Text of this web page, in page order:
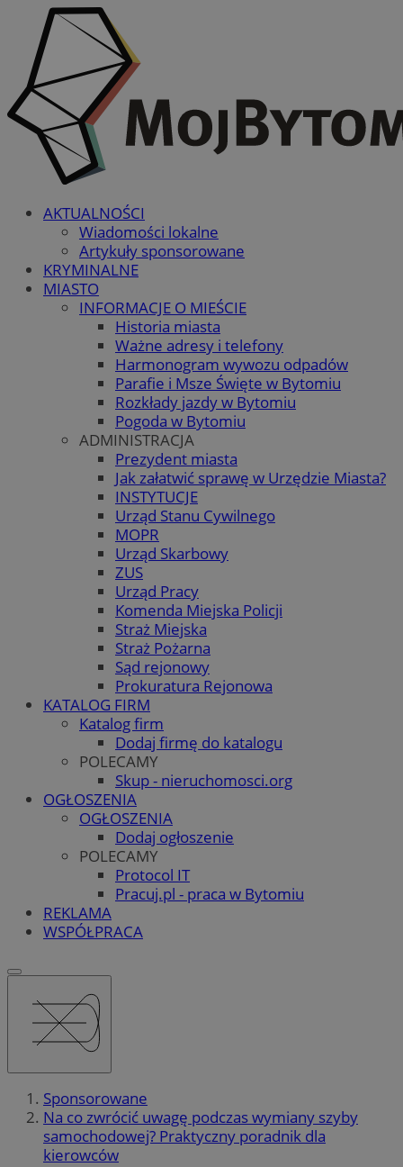
AKTUALNOŚCI
Wiadomości lokalne
Artykuły sponsorowane
KRYMINALNE
MIASTO
INFORMACJE O MIEŚCIE
Historia miasta
Ważne adresy i telefony
Harmonogram wywozu odpadów
Parafie i Msze Święte w Bytomiu
Rozkłady jazdy w Bytomiu
Pogoda w Bytomiu
ADMINISTRACJA
Prezydent miasta
Jak załatwić sprawę w Urzędzie Miasta?
INSTYTUCJE
Urząd Stanu Cywilnego
MOPR
Urząd Skarbowy
ZUS
Urząd Pracy
Komenda Miejska Policji
Straż Miejska
Straż Pożarna
Sąd rejonowy
Prokuratura Rejonowa
KATALOG FIRM
Katalog firm
Dodaj firmę do katalogu
POLECAMY
Skup - nieruchomosci.org
OGŁOSZENIA
OGŁOSZENIA
Dodaj ogłoszenie
POLECAMY
Protocol IT
Pracuj.pl - praca w Bytomiu
REKLAMA
WSPÓŁPRACA
Sponsorowane
Na co zwrócić uwagę podczas wymiany szyby
samochodowej? Praktyczny poradnik dla
kierowców